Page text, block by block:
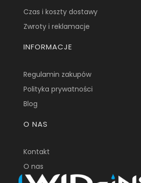
Czas i koszty dostawy
Zwroty i reklamacje
INFORMACJE
Regulamin zakupów
Polityka prywatności
Blog
O NAS
Kontakt
O nas